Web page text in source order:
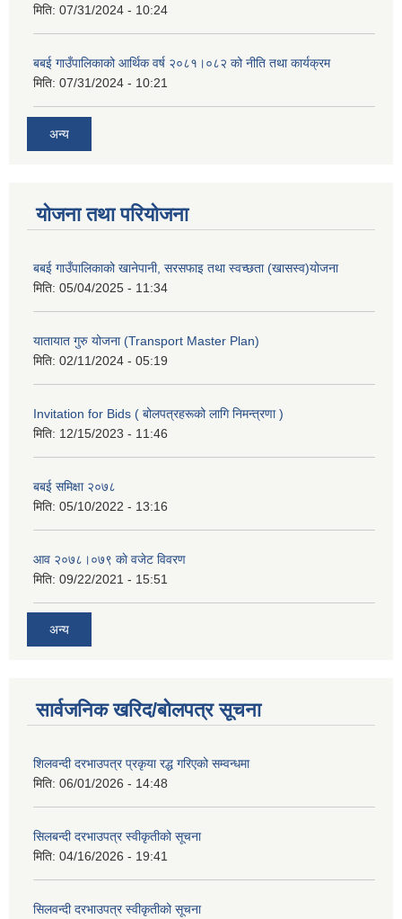
मिति: 07/31/2024 - 10:24
बबई गाउँपालिकाको आर्थिक वर्ष २०८१।०८२ को नीति तथा कार्यक्रम
मिति: 07/31/2024 - 10:21
अन्य
योजना तथा परियोजना
बबई गाउँपालिकाको खानेपानी, सरसफाइ तथा स्वच्छता (खासस्व)योजना
मिति: 05/04/2025 - 11:34
यातायात गुरु योजना (Transport Master Plan)
मिति: 02/11/2024 - 05:19
Invitation for Bids ( बोलपत्रहरूको लागि निमन्त्रणा )
मिति: 12/15/2023 - 11:46
बबई समिक्षा २०७८
मिति: 05/10/2022 - 13:16
आव २०७८।०७९ काे वजेट विवरण
मिति: 09/22/2021 - 15:51
अन्य
सार्वजनिक खरिद/बोलपत्र सूचना
शिलवन्दी दरभाउपत्र प्रकृया रद्ध गरिएको सम्वन्धमा
मिति: 06/01/2026 - 14:48
सिलबन्दी दरभाउपत्र स्वीकृतीको सूचना
मिति: 04/16/2026 - 19:41
सिलवन्दी दरभाउपत्र स्वीकृतीको सूचना